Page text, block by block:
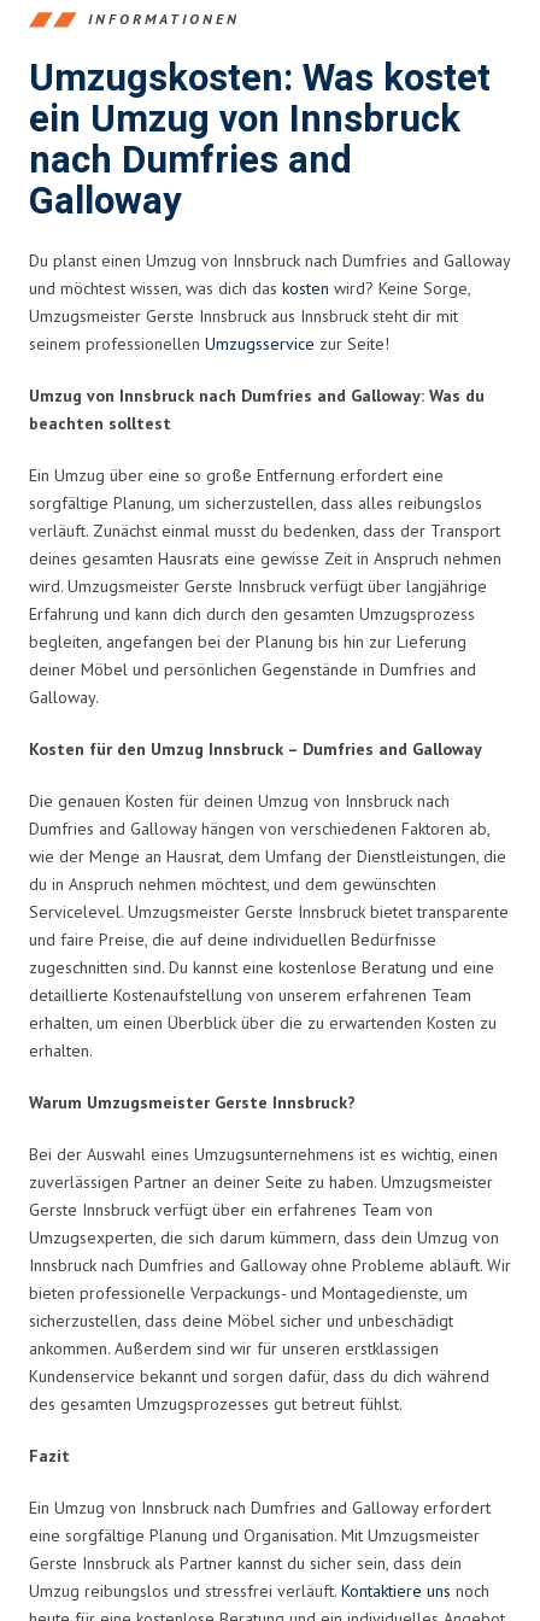
INFORMATIONEN
Umzugskosten: Was kostet
ein Umzug von Innsbruck
nach Dumfries and
Galloway
Du planst einen Umzug von Innsbruck nach Dumfries and Galloway
und möchtest wissen, was dich das kosten wird? Keine Sorge,
Umzugsmeister Gerste Innsbruck aus Innsbruck steht dir mit
seinem professionellen Umzugsservice zur Seite!
Umzug von Innsbruck nach Dumfries and Galloway: Was du
beachten solltest
Ein Umzug über eine so große Entfernung erfordert eine
sorgfältige Planung, um sicherzustellen, dass alles reibungslos
verläuft. Zunächst einmal musst du bedenken, dass der Transport
deines gesamten Hausrats eine gewisse Zeit in Anspruch nehmen
wird. Umzugsmeister Gerste Innsbruck verfügt über langjährige
Erfahrung und kann dich durch den gesamten Umzugsprozess
begleiten, angefangen bei der Planung bis hin zur Lieferung
deiner Möbel und persönlichen Gegenstände in Dumfries and
Galloway.
Kosten für den Umzug Innsbruck – Dumfries and Galloway
Die genauen Kosten für deinen Umzug von Innsbruck nach
Dumfries and Galloway hängen von verschiedenen Faktoren ab,
wie der Menge an Hausrat, dem Umfang der Dienstleistungen, die
du in Anspruch nehmen möchtest, und dem gewünschten
Servicelevel. Umzugsmeister Gerste Innsbruck bietet transparente
und faire Preise, die auf deine individuellen Bedürfnisse
zugeschnitten sind. Du kannst eine kostenlose Beratung und eine
detaillierte Kostenaufstellung von unserem erfahrenen Team
erhalten, um einen Überblick über die zu erwartenden Kosten zu
erhalten.
Warum Umzugsmeister Gerste Innsbruck?
Bei der Auswahl eines Umzugsunternehmens ist es wichtig, einen
zuverlässigen Partner an deiner Seite zu haben. Umzugsmeister
Gerste Innsbruck verfügt über ein erfahrenes Team von
Umzugsexperten, die sich darum kümmern, dass dein Umzug von
Innsbruck nach Dumfries and Galloway ohne Probleme abläuft. Wir
bieten professionelle Verpackungs- und Montagedienste, um
sicherzustellen, dass deine Möbel sicher und unbeschädigt
ankommen. Außerdem sind wir für unseren erstklassigen
Kundenservice bekannt und sorgen dafür, dass du dich während
des gesamten Umzugsprozesses gut betreut fühlst.
Fazit
Ein Umzug von Innsbruck nach Dumfries and Galloway erfordert
eine sorgfältige Planung und Organisation. Mit Umzugsmeister
Gerste Innsbruck als Partner kannst du sicher sein, dass dein
Umzug reibungslos und stressfrei verläuft. Kontaktiere uns noch